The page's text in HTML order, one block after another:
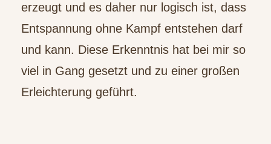
erzeugt und es daher nur logisch ist, dass
Entspannung ohne Kampf entstehen darf
und kann. Diese Erkenntnis hat bei mir so
viel in Gang gesetzt und zu einer großen
Erleichterung geführt.